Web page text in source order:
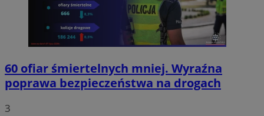
60 ofiar śmiertelnych mniej. Wyraźna
poprawa bezpieczeństwa na drogach
3